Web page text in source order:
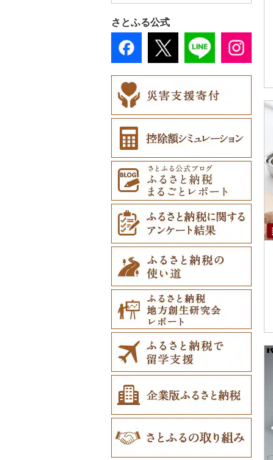
その他美容（41）
その他洋服（1）
（3）
その他靴・履物（3）
ス（50）
ピアス・イヤリング
真珠・パール（0）
その他アクセサリー
0）
財布（1）
ショール・ストール
（0）
ネクタイ・ベルト
工芸品（52）
播州そろばん（0）
美濃和紙（0）
民芸品（24）
造花・プリザーブドフ
ラワー（0）
その他花（13）
さとふる公式